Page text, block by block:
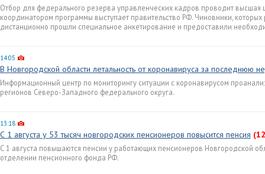
Отбор для федерального резерва управленческих кадров проводит высшая
координатором программы выступает правительство РФ. Чиновники,
дистанционно прошли специальное анкетирование и предоставили
14:05
В Новгородской области летальность от коронавируса за последнюю
Информационный центр по мониторингу ситуации с коронавирусом
регионов Северо-Западного федерального округа.
13:18
С 1 августа у 53 тысяч новгородских пенсионеров повысится пенсия
С 1 августа повышаются пенсии у работающих пенсионеров Новгородской
отделении пенсионного фонда РФ.